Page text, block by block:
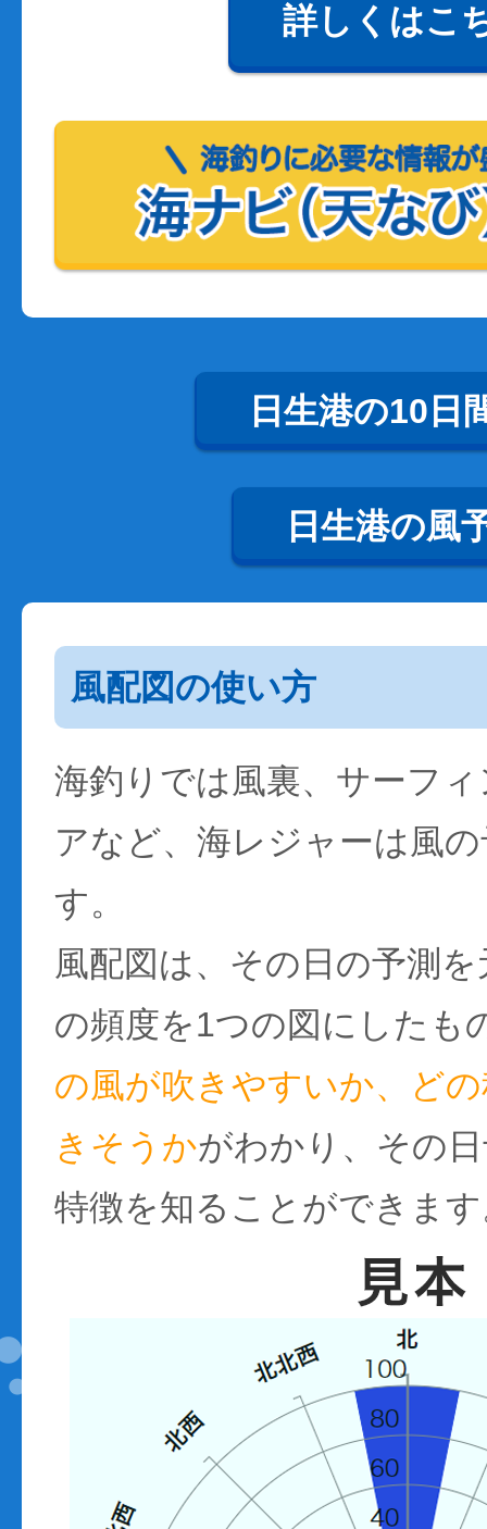
詳しくはこ
日生港の10日
日生港の風
風配図の使い方
海釣りでは風裏、サーフ
アなど、海レジャーは風
す。
風配図は、その日の予測
の頻度を1つの図にしたも
の風が吹きやすいか、ど
きそうかがわかり、その
特徴を知ることができま